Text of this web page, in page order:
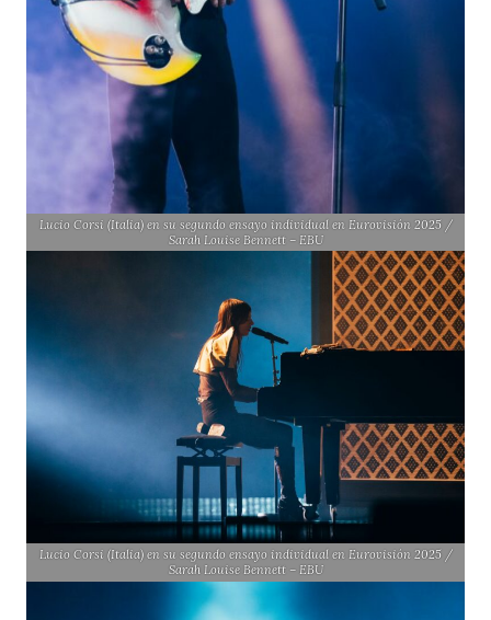
Lucio Corsi (Italia) en su segundo ensayo individual en Eurovisión 2025 /
Sarah Louise Bennett – EBU
Lucio Corsi (Italia) en su segundo ensayo individual en Eurovisión 2025 /
Sarah Louise Bennett – EBU